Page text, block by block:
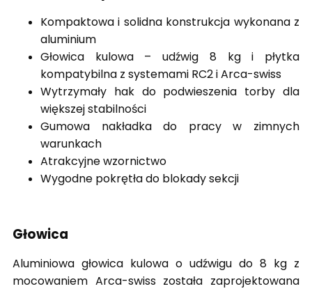
Kompaktowa i solidna konstrukcja wykonana z
aluminium
Głowica kulowa – udźwig 8 kg i płytka
kompatybilna z systemami RC2 i Arca-swiss
Wytrzymały hak do podwieszenia torby dla
większej stabilności
Gumowa nakładka do pracy w zimnych
warunkach
Atrakcyjne wzornictwo
Wygodne pokrętła do blokady sekcji
Głowica
Aluminiowa głowica kulowa o udźwigu do 8 kg z
mocowaniem Arca-swiss została zaprojektowana